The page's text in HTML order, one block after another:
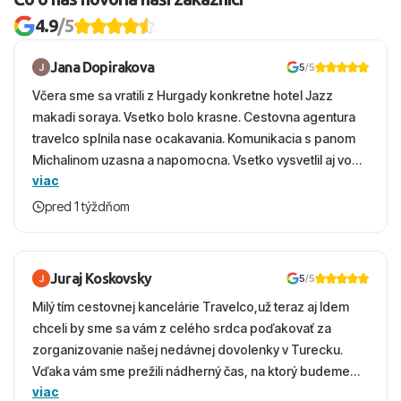
4.9/5
Jana Dopirakova 5/5
Včera sme sa vratili z Hurgady konkretne hotel Jazz
makadi soraya. Vsetko bolo krasne. Cestovna agentura
travelco splnila nase ocakavania. Komunikacia s panom
Michalinom uzasna a napomocna. Vsetko vysvetlil aj vo
vecernych hodinach zaco sa ospravedlnujem. Hotel
krasny, cisty. Sluzby top. Strava, prostredie, more,
viac
pred 1 týždňom
Juraj Koskovsky 5/5
Milý tím cestovnej kancelárie Travelco,už teraz aj Idem
chceli by sme sa vám z celého srdca poďakovať za
zorganizovanie našej nedávnej dovolenky v Turecku.
Vďaka vám sme prežili nádherný čas, na ktorý budeme
ešte dlho s úsmevom spomínať. ​Všetko prebehlo
viac